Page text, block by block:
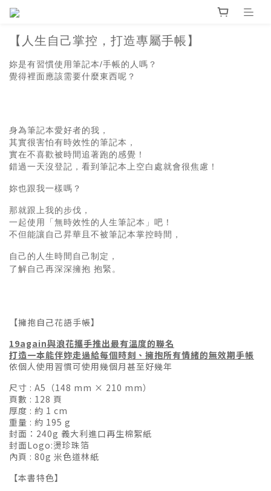
【人生自己掌控，打造專屬手帳】
妳是有習慣使用筆記本/手帳的人嗎？
覺得裡面應該需要什麼東西呢？
身為筆記本愛好者的我，
其實很害怕有時效性的筆記本，
實在不喜歡被時間追著跑的感覺！
錯過一天沒登記，看到筆記本上空白處就會很焦慮！
妳也跟我一樣嗎？
那就跟上我的步伐，
一起使用「無時效性的人生筆記本」吧！
不但能讓自己昇華且不被筆記本掌控時間，
自己的人生時間自己制定，
了解自己再深深擁抱 抱緊。
【擁抱自己花語手帳】
19again與浪花攜手推出最有溫度的聯名
打造一本能伴妳走過給每個時刻、擁抱所有情緒的無效期手帳
依個人使用習慣可使用幾個月甚至好幾年
尺寸 : A5（148 mm × 210 mm）
頁數 : 128 頁
厚度 : 約 1 cm
重量 : 約 195 g
封面：240g 義大利進口再生棉絮紙
封面Logo:燙珍珠箔
內頁 : 80g 米色道林紙
【本書特色】